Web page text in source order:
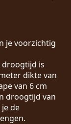
je voorzichtig
droogtijd is
dikte van
van 6 cm
droogtijd van
de